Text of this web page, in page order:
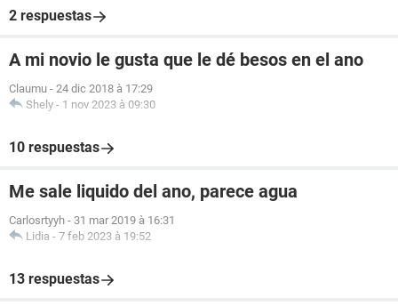
2 respuestas
A mi novio le gusta que le dé besos en el ano
Claumu - 24 dic 2018 à 17:29
Shely - 1 nov 2023 à 09:30
10 respuestas
Me sale liquido del ano, parece agua
Carlosrtyyh - 31 mar 2019 à 16:31
Lidia - 7 feb 2023 à 19:52
13 respuestas